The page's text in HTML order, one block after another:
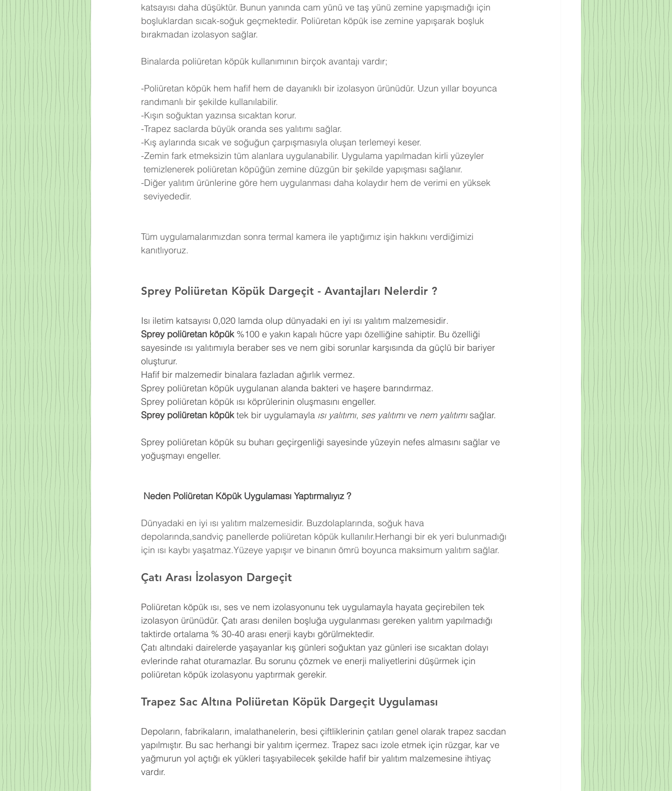
katsayısı daha düşüktür. Bunun yanında cam yünü ve taş yünü zemine yapışmadığı için
boşluklardan sıcak-soğuk geçmektedir. Poliüretan köpük ise zemine yapışarak boşluk
bırakmadan izolasyon sağlar.
Binalarda poliüretan köpük kullanımının birçok avantajı vardır;
-Poliüretan köpük hem hafif hem de dayanıklı bir izolasyon ürünüdür. Uzun yıllar boyunca
randımanlı bir şekilde kullanılabilir.
-Kışın soğuktan yazınsa sıcaktan korur.
-Trapez saclarda büyük oranda ses yalıtımı sağlar.
-Kış aylarında sıcak ve soğuğun çarpışmasıyla oluşan terlemeyi keser.
-Zemin fark etmeksizin tüm alanlara uygulanabilir. Uygulama yapılmadan kirli yüzeyler
temizlenerek poliüretan köpüğün zemine düzgün bir şekilde yapışması sağlanır.
-Diğer yalıtım ürünlerine göre hem uygulanması daha kolaydır hem de verimi en yüksek
seviyededir.
Tüm uygulamalarımızdan sonra termal kamera ile yaptığımız işin hakkını verdiğimizi
kanıtlıyoruz.
Sprey Poliüretan Köpük Dargeçit - Avantajları Nelerdir ?
Isı iletim katsayısı 0,020 lamda olup dünyadaki en iyi ısı yalıtım malzemesidir.
Sprey poliüretan köpük %100 e yakın kapalı hücre yapı özelliğine sahiptir. Bu özelliği
sayesinde ısı yalıtımıyla beraber ses ve nem gibi sorunlar karşısında da güçlü bir bariyer
oluşturur.
Hafif bir malzemedir binalara fazladan ağırlık vermez.
Sprey poliüretan köpük uygulanan alanda bakteri ve haşere barındırmaz.
Sprey poliüretan köpük ısı köprülerinin oluşmasını engeller.
Sprey poliüretan köpük tek bir uygulamayla ısı yalıtımı, ses yalıtımı ve nem yalıtımı sağlar.
Sprey poliüretan köpük su buharı geçirgenliği sayesinde yüzeyin nefes almasını sağlar ve
yoğuşmayı engeller.
Neden Poliüretan Köpük Uygulaması Yaptırmalıyız ?
Dünyadaki en iyi ısı yalıtım malzemesidir. Buzdolaplarında, soğuk hava
depolarında,sandviç panellerde poliüretan köpük kullanılır.Herhangi bir ek yeri bulunmadığı
için ısı kaybı yaşatmaz.Yüzeye yapışır ve binanın ömrü boyunca maksimum yalıtım sağlar.
Çatı Arası İzolasyon Dargeçit
Poliüretan köpük ısı, ses ve nem izolasyonunu tek uygulamayla hayata geçirebilen tek
izolasyon ürünüdür. Çatı arası denilen boşluğa uygulanması gereken yalıtım yapılmadığı
taktirde ortalama % 30-40 arası enerji kaybı görülmektedir.
Çatı altındaki dairelerde yaşayanlar kış günleri soğuktan yaz günleri ise sıcaktan dolayı
evlerinde rahat oturamazlar. Bu sorunu çözmek ve enerji maliyetlerini düşürmek için
poliüretan köpük izolasyonu yaptırmak gerekir.
Trapez Sac Altına Poliüretan Köpük Dargeçit Uygulaması
Depoların, fabrikaların, imalathanelerin, besi çiftliklerinin çatıları genel olarak trapez sacdan
yapılmıştır. Bu sac herhangi bir yalıtım içermez. Trapez sacı izole etmek için rüzgar, kar ve
yağmurun yol açtığı ek yükleri taşıyabilecek şekilde hafif bir yalıtım malzemesine ihtiyaç
vardır.